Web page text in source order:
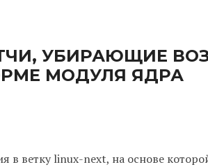
УБИРАЮЩИЕ
МОДУЛЯ ЯДРА
ветку linux-next, на основе